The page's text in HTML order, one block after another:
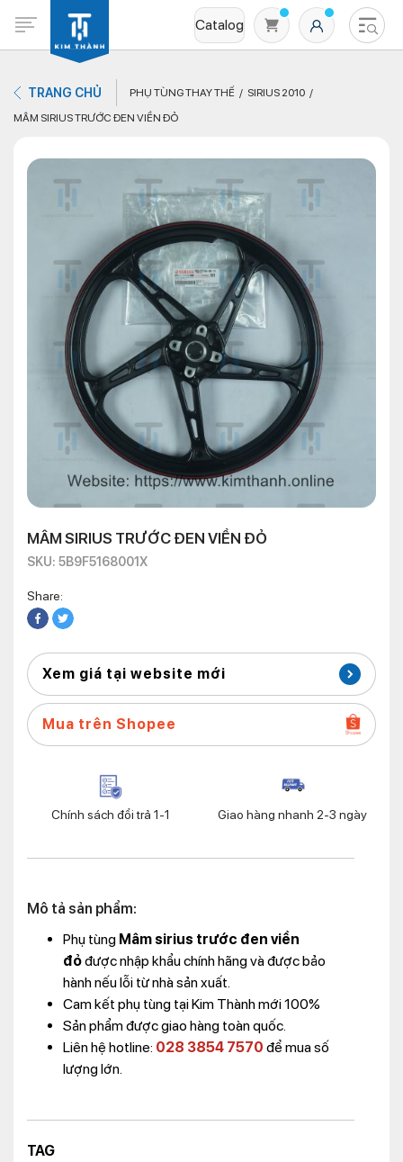
Catalog
Không có sản phẩm nào trong giỏ hàng
TRANG CHỦ PHỤ TÙNG THAY THẾ
SIRIUS 2010
MÂM SIRIUS TRƯỚC ĐEN VIỀN ĐỎ
MÂM SIRIUS TRƯỚC ĐEN VIỀN ĐỎ
SKU: 5B9F5168001X
Share:
Xem giá tại website mới
Mua trên Shopee
Chính sách đổi trả 1-1 Giao hàng nhanh 2-3 ngày
Mô tả sản phẩm:
Phụ tùng Mâm sirius trước đen viền
đỏđược nhập khẩu chính hãng và được bảo
hành nếu lỗi từ nhà sản xuất.
Cam kết phụ tùng tại Kim Thành mới 100%
Sản phẩm được giao hàng toàn quốc.
Liên hệ hotline: 028 3854 7570 để mua số
lượng lớn.
TAG